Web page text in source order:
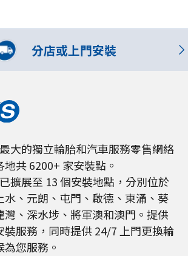
分店或上門安裝
大的獨立輪胎和汽車服務零售網絡
共 6200+ 家安裝點。
擴展至 13 個安裝地點，分別位於
水、元朗、屯門、啟德、東涌、葵
灣、深水埗、將軍澳和澳門。提供
裝服務，同時提供 24/7 上門更換輪
您服務。